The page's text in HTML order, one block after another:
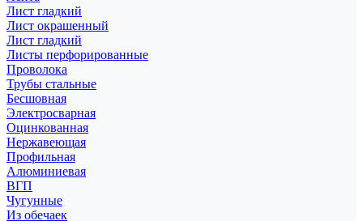
Лист гладкий
Лист окрашенный
Лист гладкий
Листы перфорированные
Проволока
Трубы стальные
Бесшовная
Электросварная
Оцинкованная
Нержавеющая
Профильная
Алюминиевая
ВГП
Чугунные
Из обечаек